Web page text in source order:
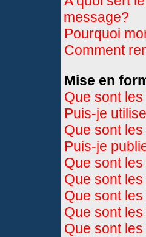
message?
Pourquoi
Comment
Mise en
Que sont
Puis-je
Que sont
Puis-je
Que sont
Que sont
Que sont
Que sont
Que sont